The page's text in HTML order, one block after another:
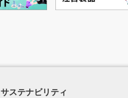
サステナビリティ